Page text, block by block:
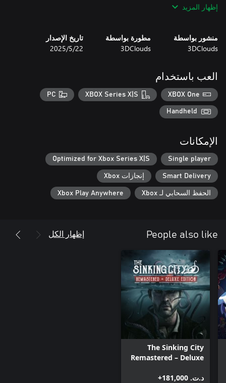
برفع مستوى طاقمك وافتح مهارات قوية وأنشئ فريق القراصنة
قاتل من أجل البقاء: استخدم شفرتك وسحرك وأسلحتك النارية في
هل أنت مستعد للمطالبة بمكانك في تاريخ القراصنة؟
إظهار المزيد
منشور بواسطة
3DClouds
مطورة بواسطة
3DClouds
تاريخ الإصدار
22‏/5‏/2025
العب باستخدام
XBOX One
XBOX Series X|S
PC
Handheld
الإمكانات
Single player
Optimized for Xbox Series X|S
Smart Delivery إنجازات Xbox
الحفظ السحابي لـ Xbox Xbox Play Anywhere
People also like إظهار الكل
The Sinking City
Remastered – Deluxe
د.ت.‏ 181,000+